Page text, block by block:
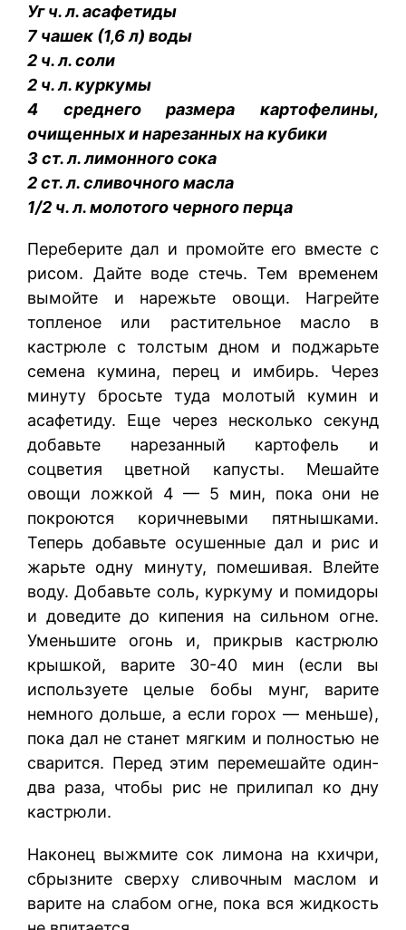
Уг ч. л. асафетиды
7 чашек (1,6 л) воды
2 ч. л. соли
2 ч. л. куркумы
4 среднего размера картофелины,
очищенных и нарезанных на кубики
3 ст. л. лимонного сока
2 ст. л. сливочного масла
1/2 ч. л. молотого черного перца
Переберите дал и промойте его вместе с
рисом. Дайте воде стечь. Тем временем
вымойте и нарежьте овощи. Нагрейте
топленое или растительное масло в
кастрюле с толстым дном и поджарьте
семена кумина, перец и имбирь. Через
минуту бросьте туда молотый кумин и
асафетиду. Еще через несколько секунд
добавьте нарезанный картофель и
соцветия цветной капусты. Мешайте
овощи ложкой 4 — 5 мин, пока они не
покроются коричневыми пятнышками.
Теперь добавьте осушенные дал и рис и
жарьте одну минуту, помешивая. Влейте
воду. Добавьте соль, куркуму и помидоры
и доведите до кипения на сильном огне.
Уменьшите огонь и, прикрыв кастрюлю
крышкой, варите 30-40 мин (если вы
используете целые бобы мунг, варите
немного дольше, а если горох — меньше),
пока дал не станет мягким и полностью не
сварится. Перед этим перемешайте один-
два раза, чтобы рис не прилипал ко дну
кастрюли.
Наконец выжмите сок лимона на кхичри,
сбрызните сверху сливочным маслом и
варите на слабом огне, пока вся жидкость